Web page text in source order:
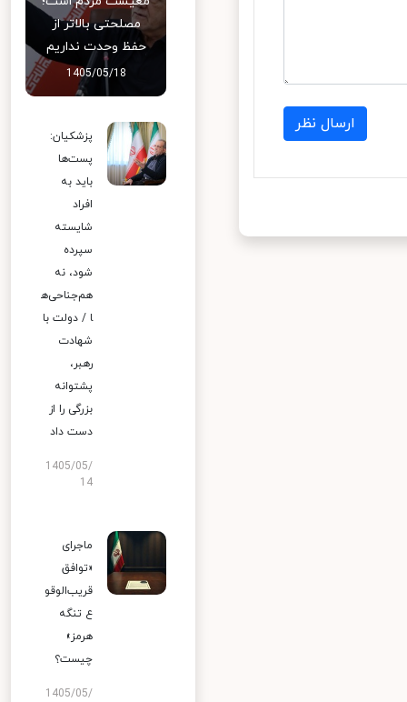
ارسال نظر
مصلحتی بالاتر از
حفظ وحدت نداریم
1405/05/18
پزشکیان:
پست‌ها
باید به
افراد
شایسته
سپرده
شود، نه
هم‌جناحی‌ه
ا / دولت با
شهادت
رهبر،
پشتوانه
بزرگی را از
دست داد
1405/05/
14
ماجرای
«توافق
قریب‌الوقو
ع تنگه
هرمز»
چیست؟
1405/05/